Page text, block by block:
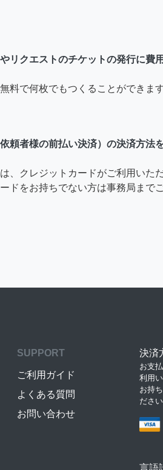
リクエストのチケットの発行に費
料で何枚でもつくることができます
頼者様の前払い決済）の決済方法
、クレジットカードがご利用いた
ドをお持ちでない方は事務局まで
SUPPORT
ご利用ガイド
よくある質問
お問い合わせ
決済
お支
利用
お持
ださい
言語